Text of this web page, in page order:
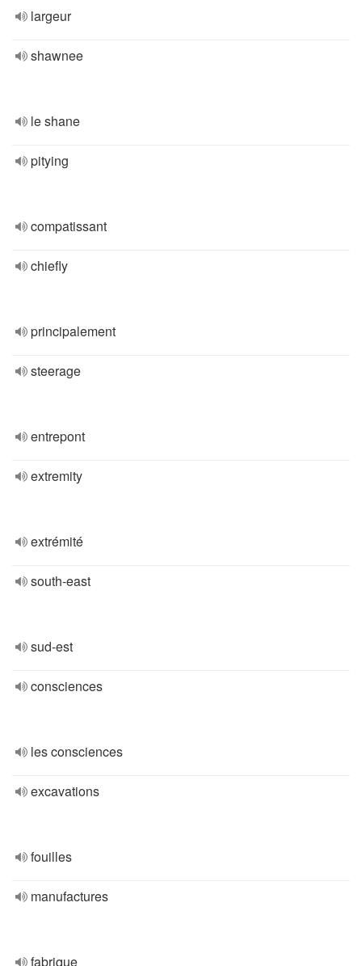
largeur
shawnee
le shane
pitying
compatissant
chiefly
principalement
steerage
entrepont
extremity
extrémité
south-east
sud-est
consciences
les consciences
excavations
fouilles
manufactures
fabrique